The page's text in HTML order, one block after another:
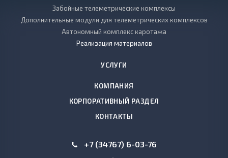
Забойные телеметрические комплексы
Дополнительные модули для телеметрических комплексов
Автономный комплекс каротажа
Реализация материалов
УСЛУГИ
КОМПАНИЯ
КОРПОРАТИВНЫЙ РАЗДЕЛ
КОНТАКТЫ
+7 (34767) 6-03-76